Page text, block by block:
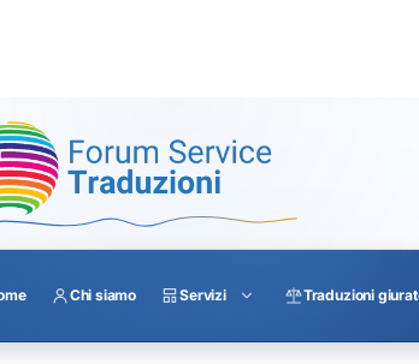
Chi siamo Servizi Traduzioni